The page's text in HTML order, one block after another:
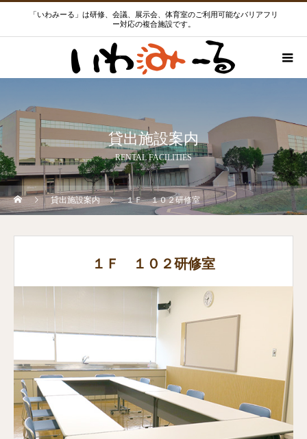
「いわみーる」は研修、会議、展示会、体育室のご利用可能なバリアフリ
ー対応の複合施設です。
貸出施設案内
RENTAL FACILITIES
貸出施設案内 １Ｆ １０２研修室
１Ｆ １０２研修室